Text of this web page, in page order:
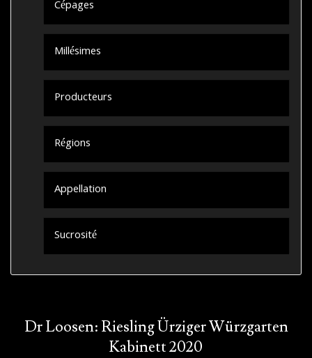
Cépages
Millésimes
Producteurs
Régions
Appellation
Sucrosité
Dr Loosen: Riesling Ürziger Würzgarten
Kabinett 2020